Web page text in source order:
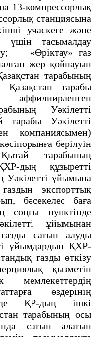
13-компрессорлық
станциясына
учаскеге және
үшін тасымалдау
«Өріктау» газ
жер қойнауын
тарабының
тарабы
Уәкілетті
Уәкілетті
компаниясымен)
берілуін
тарабының
дың құзыретті
ұйымына
экспорттық
бәсекелес баға
соңғы пунктінде
ұйымынан
газды сатып алуды
ҚХР-
газды өткізу
қызметін
өздерінің
ҚР-дың ішкі
тарабының осы
сатып алатын